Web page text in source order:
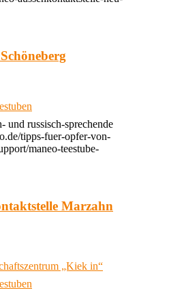
und russisch-sprechende
tipps-fuer-opfer-von-
maneo-teestube-
Marzahn
„Kiek in“